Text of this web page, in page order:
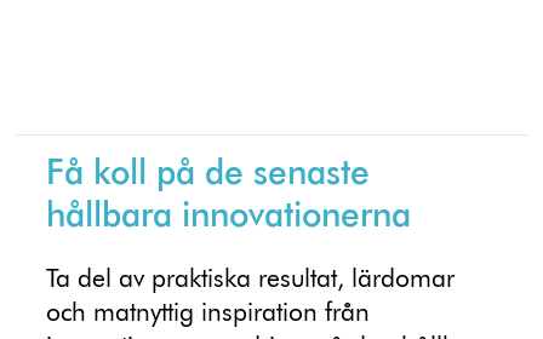
Få koll på de senaste
hållbara innovationerna
Ta del av praktiska resultat, lärdomar
och matnyttig inspiration från